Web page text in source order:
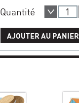
Quantité
AJOUTER AU PANIER